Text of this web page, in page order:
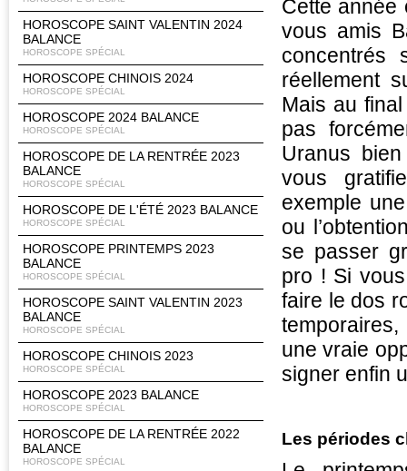
HOROSCOPE SAINT VALENTIN 2024
BALANCE
HOROSCOPE SPÉCIAL
HOROSCOPE CHINOIS 2024
HOROSCOPE SPÉCIAL
HOROSCOPE 2024 BALANCE
HOROSCOPE SPÉCIAL
HOROSCOPE DE LA RENTRÉE 2023
BALANCE
HOROSCOPE SPÉCIAL
HOROSCOPE DE L'ÉTÉ 2023 BALANCE
HOROSCOPE SPÉCIAL
HOROSCOPE PRINTEMPS 2023
BALANCE
HOROSCOPE SPÉCIAL
HOROSCOPE SAINT VALENTIN 2023
BALANCE
HOROSCOPE SPÉCIAL
HOROSCOPE CHINOIS 2023
HOROSCOPE SPÉCIAL
HOROSCOPE 2023 BALANCE
HOROSCOPE SPÉCIAL
HOROSCOPE DE LA RENTRÉE 2022
BALANCE
HOROSCOPE SPÉCIAL
Cette année
vous amis
concentrés
réellement
Mais au
pas
Uranus
vous
exemple
ou
se passer
pro ! Si
faire le dos
temporaires,
une vraie
signer enfin
Les périodes